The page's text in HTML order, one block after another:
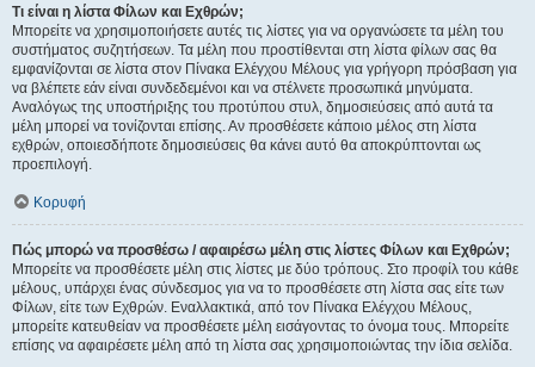
Τι είναι η λίστα Φίλων και Εχθρών;
Μπορείτε να χρησιμοποιήσετε αυτές τις λίστες για να οργανώσετε τα μέλη του
συστήματος συζητήσεων. Τα μέλη που προστίθενται στη λίστα φίλων σας θα
εμφανίζονται σε λίστα στον Πίνακα Ελέγχου Μέλους για γρήγορη πρόσβαση για
να βλέπετε εάν είναι συνδεδεμένοι και να στέλνετε προσωπικά μηνύματα.
Αναλόγως της υποστήριξης του προτύπου στυλ, δημοσιεύσεις από αυτά τα
μέλη μπορεί να τονίζονται επίσης. Αν προσθέσετε κάποιο μέλος στη λίστα
εχθρών, οποιεσδήποτε δημοσιεύσεις θα κάνει αυτό θα αποκρύπτονται ως
προεπιλογή.
Κορυφή
Πώς μπορώ να προσθέσω / αφαιρέσω μέλη στις λίστες Φίλων και Εχθρών;
Μπορείτε να προσθέσετε μέλη στις λίστες με δύο τρόπους. Στο προφίλ του κάθε
μέλους, υπάρχει ένας σύνδεσμος για να το προσθέσετε στη λίστα σας είτε των
Φίλων, είτε των Εχθρών. Εναλλακτικά, από τον Πίνακα Ελέγχου Μέλους,
μπορείτε κατευθείαν να προσθέσετε μέλη εισάγοντας το όνομα τους. Μπορείτε
επίσης να αφαιρέσετε μέλη από τη λίστα σας χρησιμοποιώντας την ίδια σελίδα.